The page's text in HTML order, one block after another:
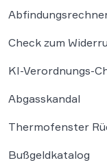
Check zum
KI-Verordnungs-
Abgasskandal
Thermofenster
Bußgeldkatalog